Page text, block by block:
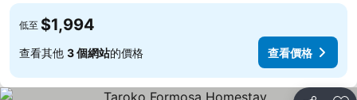
低至 $1,994
查看其他 3 個網站的價格 查看價格